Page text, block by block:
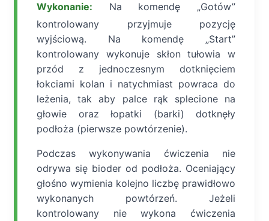
Wykonanie: Na komendę „Gotów”
kontrolowany przyjmuje pozycję
wyjściową. Na komendę „Start”
kontrolowany wykonuje skłon tułowia w
przód z jednoczesnym dotknięciem
łokciami kolan i natychmiast powraca do
leżenia, tak aby palce rąk splecione na
głowie oraz łopatki (barki) dotknęły
podłoża (pierwsze powtórzenie).
Podczas wykonywania ćwiczenia nie
odrywa się bioder od podłoża. Oceniający
głośno wymienia kolejno liczbę prawidłowo
wykonanych powtórzeń. Jeżeli
kontrolowany nie wykona ćwiczenia